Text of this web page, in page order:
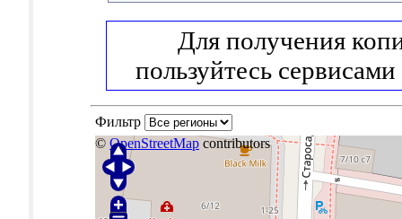
Для получения
пользуйтесь сервисами
Фильтр
© OpenStreetMap contributors